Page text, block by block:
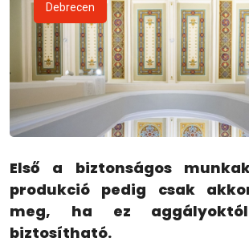
Debrecen
Első a biztonságos
produkció pedig csak
meg, ha ez
biztosítható.